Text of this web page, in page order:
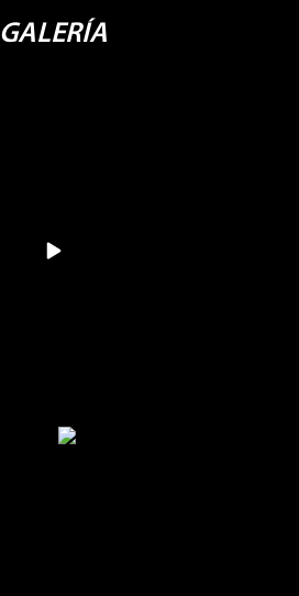
GALERÍA